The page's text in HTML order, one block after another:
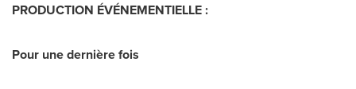
PRODUCTION ÉVÉNEMENTIELLE :
Pour une dernière fois